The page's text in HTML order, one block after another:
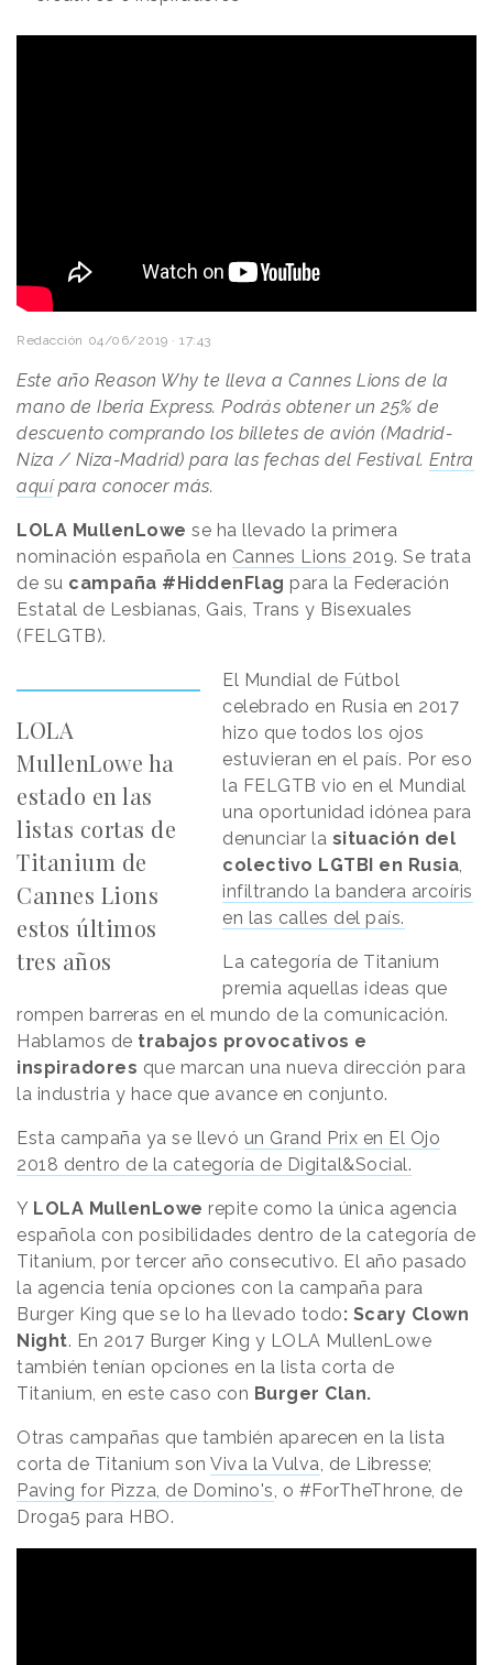
Redacción 04/06/2019 · 17:43
Este año Reason Why te lleva a Cannes Lions de la
mano de Iberia Express. Podrás obtener un 25% de
descuento comprando los billetes de avión (Madrid-
Niza / Niza-Madrid) para las fechas del Festival. Entra
aquí para conocer más.
LOLA MullenLowe se ha llevado la primera
nominación española en Cannes Lions 2019. Se trata
de su campaña #HiddenFlag para la Federación
Estatal de Lesbianas, Gais, Trans y Bisexuales
(FELGTB).
LOLA
MullenLowe ha
estado en las
listas cortas de
Titanium de
Cannes Lions
estos últimos
tres años
El Mundial de Fútbol
celebrado en Rusia en 2017
hizo que todos los ojos
estuvieran en el país. Por eso
la FELGTB vio en el Mundial
una oportunidad idónea para
denunciar la situación del
colectivo LGTBI en Rusia
infiltrando la bandera arcoíris
en las calles del país.
La categoría de Titanium
premia aquellas ideas que
rompen barreras en el mundo de la comunicación.
Hablamos de trabajos provocativos e
inspiradores que marcan una nueva dirección para
la industria y hace que avance en conjunto.
Esta campaña ya se llevó un Grand Prix en El Ojo
2018 dentro de la categoría de Digital&Social.
Y LOLA MullenLowe repite como la única agencia
española con posibilidades dentro de la categoría de
Titanium, por tercer año consecutivo. El año pasado
la agencia tenía opciones con la campaña para
Burger King que se lo ha llevado todo: Scary Clown
Night. En 2017 Burger King y LOLA MullenLowe
también tenían opciones en la lista corta de
Titanium, en este caso con Burger Clan.
Otras campañas que también aparecen en la lista
corta de Titanium son Viva la Vulva , de Libresse;
Paving for Pizza, de Domino's , o #ForTheThrone, de
Droga5 para HBO.